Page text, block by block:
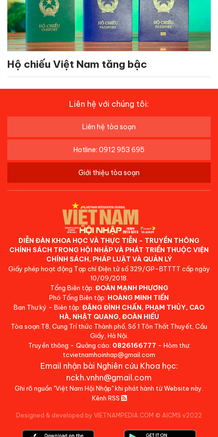
Hộ chiếu Việt Nam tăng bậc
Liên hệ với chúng tôi:
Liên hệ tòa soạn
Hotline: 0912 953 695
Giới thiệu tòa soạn
DIỄN ĐÀN KHOA HỌC VÀ THỰC TIỄN - TRUYỀN THÔNG
CHÍNH SÁCH TRONG HỘI NHẬP VÀ PHÁT TRIỂN THUỘC VIỆN
CHÍNH SÁCH, PHÁP LUẬT VÀ QUẢN LÝ
Giấy phép hoạt động Tạp chí Điện tử số 329/GP-BTTTT cấp ngày
10/09/2018.
Tổng Biên tập: ĐOÀN MẠNH PHƯƠNG
Phó Tổng Biên tập: HOÀNG MINH TIẾN
Ban Thư ký - Biên tập: ĐẶNG ĐÌNH CHẤN, PHẠM THỦY, CAO
HÀ, NHẬT QUANG, ĐOÀN HIẾU
Tòa soạn:T8, Cung Trí thức Thành phố, Số 1 Tôn Thất Thuyết, Cầu
Giấy, Hà Nội.
Truyền thông - Quảng cáo: 0826166777 - Hòm thư:
tcvietnamhoinhap@gmail.com
Email nhận bài Nghiên cứu Khoa học:
nckh.vnhn@gmail.com
Ghi rõ nguồn "Việt Nam Hội Nhập" khi phát hành từ Website này.
Kênh RSS
Designed & developed by VIETNAMPEDIA.COM © AICMS v2022